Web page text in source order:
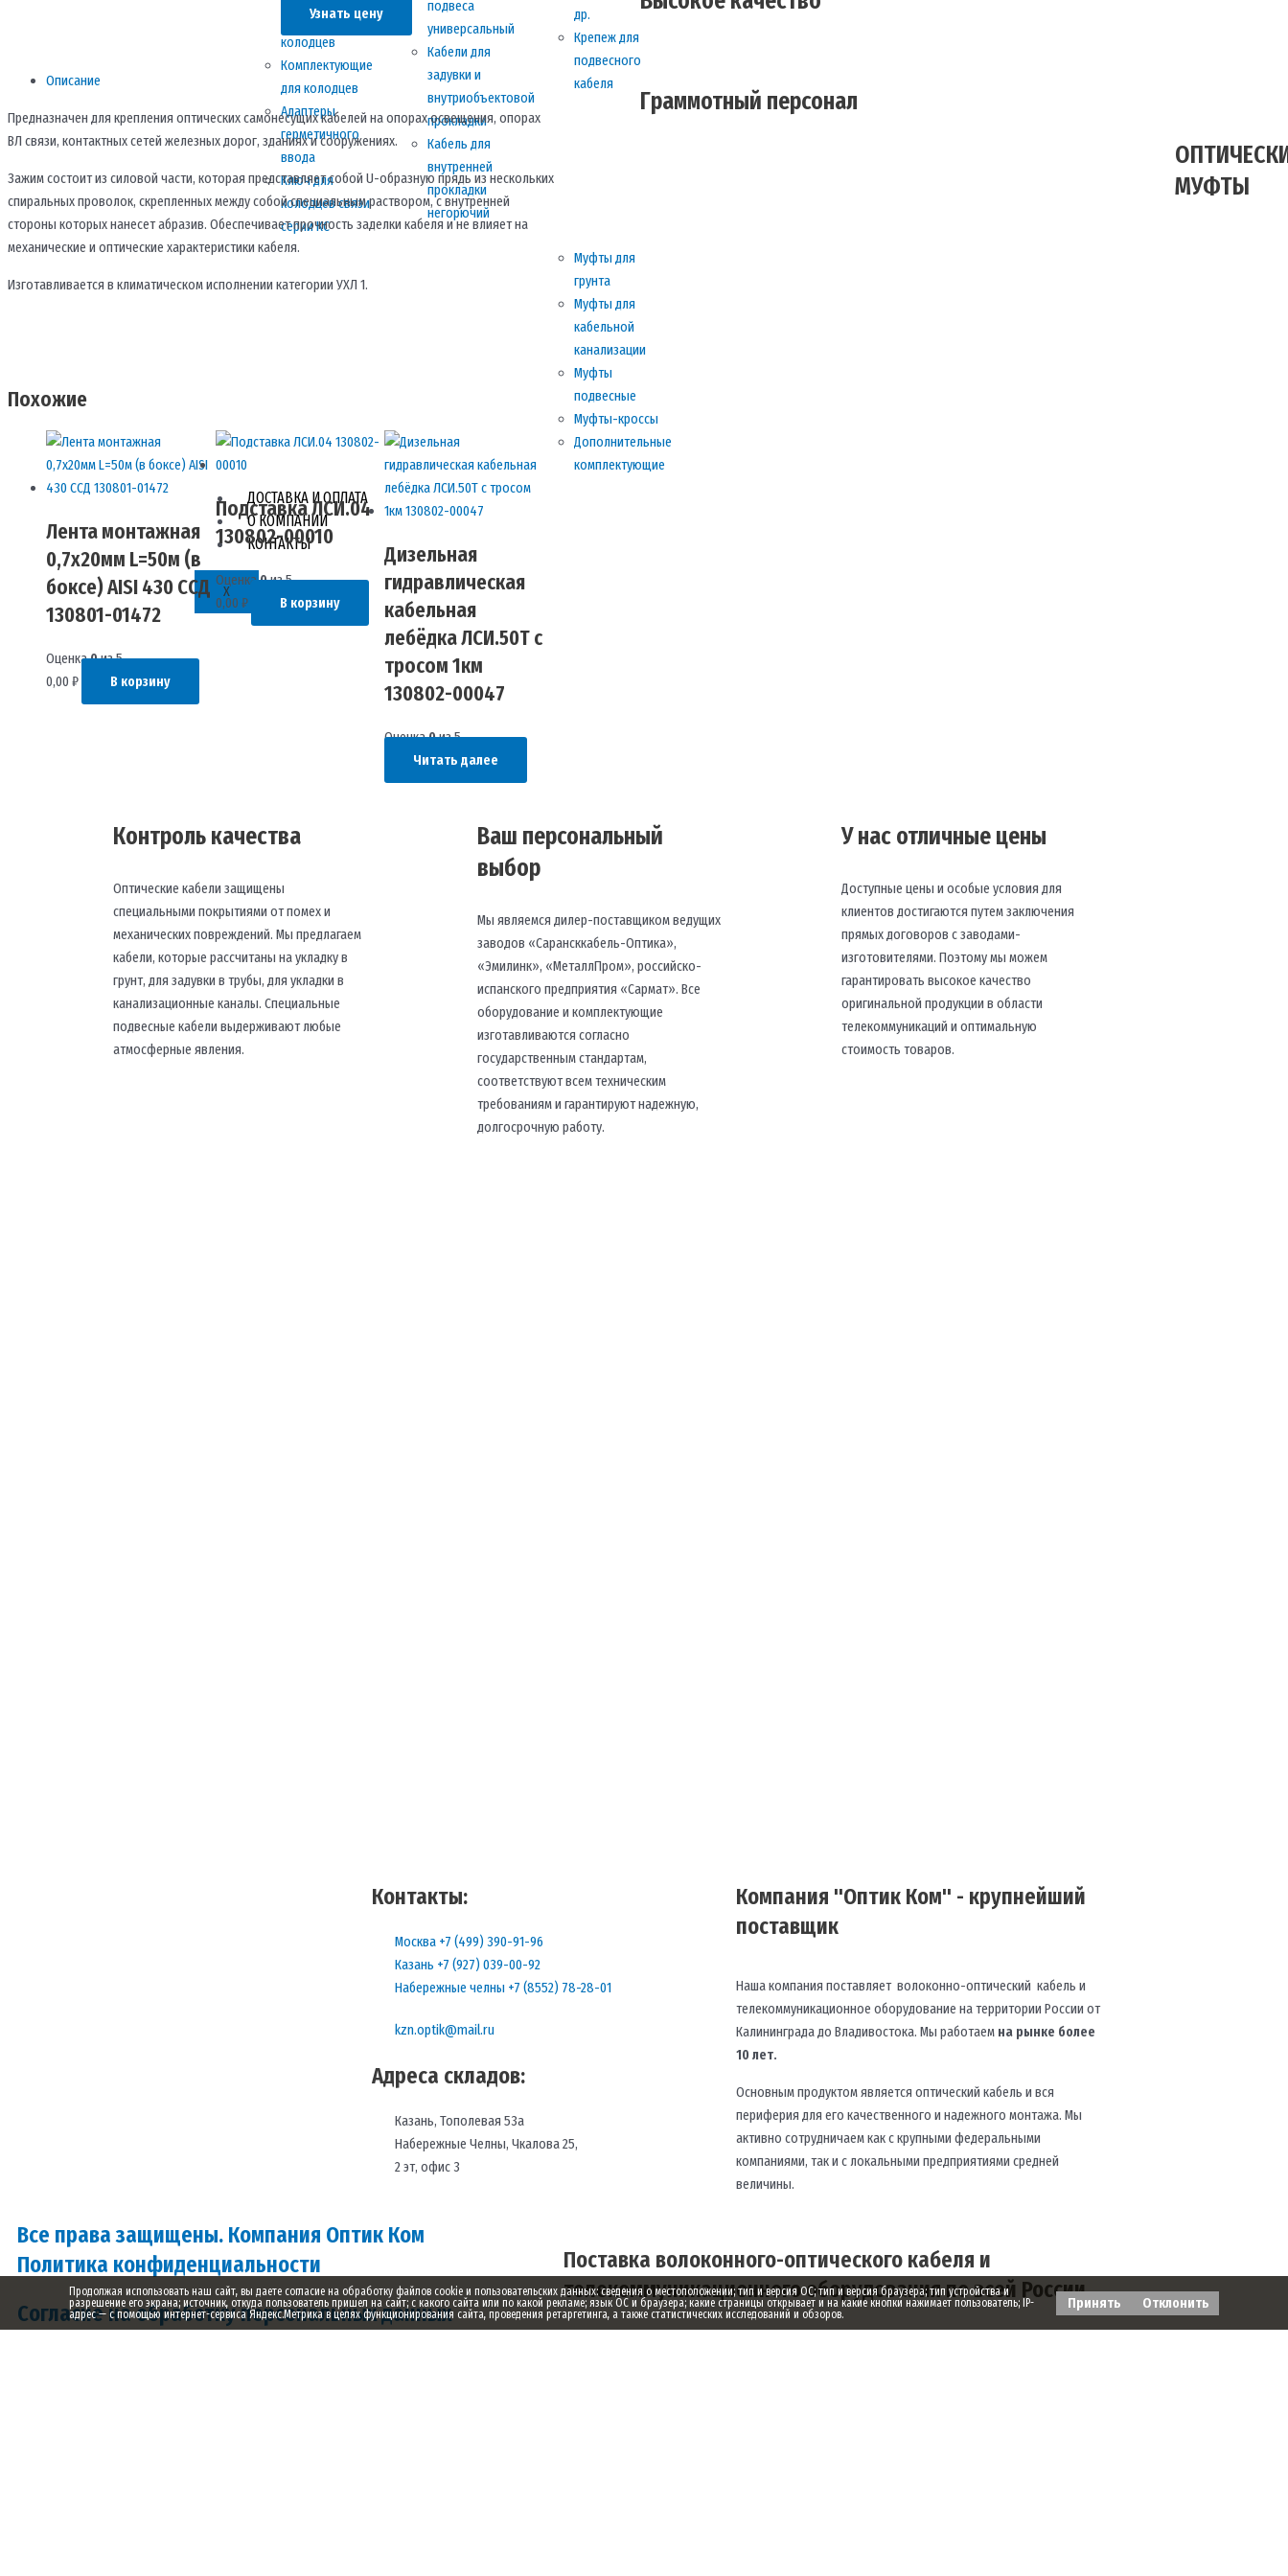
пластиковых
колодцев
Комплектующие
для колодцев
Адаптеры
герметичного
ввода
Ключ для
колодцев связи
серии КС
подвеса
универсальный
Кабели для
задувки и
внутриобъектовой
прокладки
Кабель для
внутренней
прокладки
негорючий
др.
Крепеж для
подвесного
кабеля
МУФТЫ
Муфты для
грунта
Муфты для
кабельной
канализации
Муфты
подвесные
Муфты-кроссы
Дополнительные
комплектующие
ДОСТАВКА И ОПЛАТА
О КОМПАНИИ
КОНТАКТЫ
X
18,4/19,5П(К-120)
130801-
02210
Узнать цену
Описание
Предназначен для крепления оптических самонесущих кабелей на опорах освещения, опорах
ВЛ связи, контактных сетей железных дорог, зданиях и сооружениях.
Зажим состоит из силовой части, которая представляет собой U-образную прядь из нескольких
спиральных проволок, скрепленных между собой специальным раствором, с внутренней
стороны которых нанесет абразив. Обеспечивает прочность заделки кабеля и не влияет на
механические и оптические характеристики кабеля.
Изготавливается в климатическом исполнении категории УХЛ 1.
Похожие
Лента монтажная
0,7х20мм L=50м (в
боксе) AISI 430 ССД
130801-01472
Оценка0из 5
0,00 ₽ В корзину
Подставка ЛСИ.04
130802-00010
Оценка0из 5
0,00 ₽ В корзину
Дизельная
гидравлическая
кабельная
лебёдка ЛСИ.50Т с
тросом 1км
130802-00047
Оценка0из 5
Читать далее
Граммотный персонал
Контроль качества
Оптические кабели защищены
специальными покрытиями от помех и
механических повреждений. Мы предлагаем
кабели, которые рассчитаны на укладку в
грунт, для задувки в трубы, для укладки в
канализационные каналы. Специальные
подвесные кабели выдерживают любые
атмосферные явления.
Ваш персональный
выбор
Мы являемся дилер-поставщиком ведущих
заводов «Сарансккабель-Оптика»,
«Эмилинк», «МеталлПром», российско-
испанского предприятия «Сармат». Все
оборудование и комплектующие
изготавливаются согласно
государственным стандартам,
соответствуют всем техническим
требованиям и гарантируют надежную,
долгосрочную работу.
У нас отличные цены
Доступные цены и особые условия для
клиентов достигаются путем заключения
прямых договоров с заводами-
изготовителями. Поэтому мы можем
гарантировать высокое качество
оригинальной продукции в области
телекоммуникаций и оптимальную
стоимость товаров.
Контакты:
Москва +7 (499) 390-91-96
Казань +7 (927) 039-00-92
Набережные челны +7 (8552) 78-28-01
kzn.optik@mail.ru
Адреса складов:
Казань, Тополевая 53а
Набережные Челны, Чкалова 25,
2 эт, офис 3
Компания "Оптик Ком" - крупнейший
поставщик
Наша компания поставляет волоконно-оптический кабель и
телекоммуникационное оборудование на территории России от
Калининграда до Владивостока. Мы работаем на рынке более
10 лет.
Основным продуктом является оптический кабель и вся
периферия для его качественного и надежного монтажа. Мы
активно сотрудничаем как с крупными федеральными
компаниями, так и с локальными предприятиями средней
величины.
Все права защищены. Компания Оптик Ком
Политика конфиденциальности
Согласие на обработку персональных данных
Поставка волоконного-оптического кабеля и
телекоммуникационного оборудования по всей России
Продолжая использовать наш сайт, вы даете согласие на обработку файлов cookie и пользовательских данных: сведения о местоположении; тип и версия ОС; тип и версия браузера; тип устройства и
разрешение его экрана; источник, откуда пользователь пришел на сайт; с какого сайта или по какой рекламе; язык ОС и браузера; какие страницы открывает и на какие кнопки нажимает пользователь; IP-
адрес — с помощью интернет-сервиса Яндекс.Метрика в целях функционирования сайта, проведения ретаргетинга, а также статистических исследований и обзоров.
Принять Отклонить